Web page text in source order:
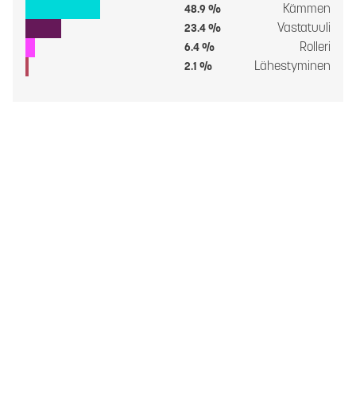
48.9 % Kämmen
23.4 % Vastatuuli
6.4 % Rolleri
2.1 % Lähestyminen